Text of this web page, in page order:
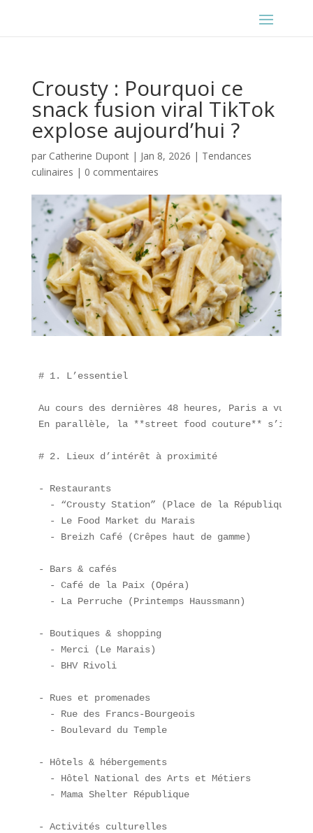
Crousty : Pourquoi ce
snack fusion viral TikTok
explose aujourd’hui ?
par Catherine Dupont| Jan 8, 2026 | Tendances
culinaires | 0 commentaires
# 1. L’essentiel
Au cours des dernières 48 heures, Paris a vu
En parallèle, la **street food couture**
# 2. Lieux d’intérêt à proximité
- Restaurants
  - “Crousty Station” (Place de la République)
  - Le Food Market du Marais
  - Breizh Café (Crêpes haut de gamme)
- Bars & cafés
  - Café de la Paix (Opéra)
  - La Perruche (Printemps Haussmann)
- Boutiques & shopping
  - Merci (Le Marais)
  - BHV Rivoli
- Rues et promenades
  - Rue des Francs‐Bourgeois
  - Boulevard du Temple
- Hôtels & hébergements
  - Hôtel National des Arts et Métiers
  - Mama Shelter République
- Activités culturelles